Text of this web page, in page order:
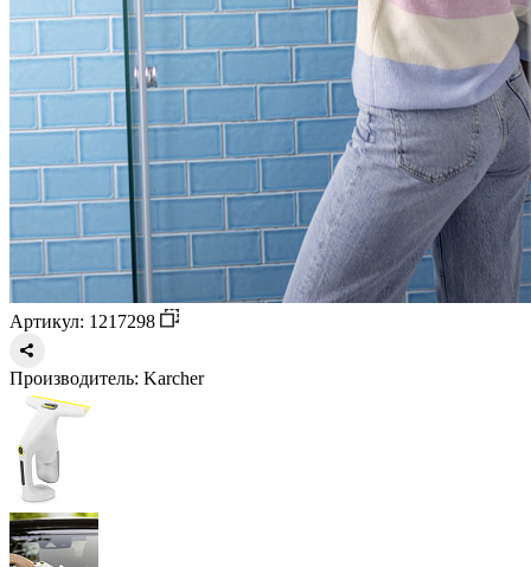
Артикул: 1217298
Производитель: Karcher